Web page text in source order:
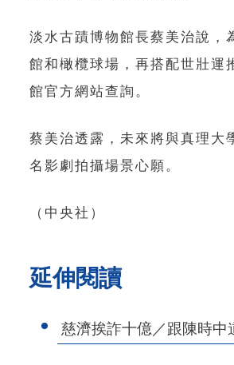
淡水古蹟博物館長蔡美治說，
館和橄欖球場，再搭配世壯運
館官方網站查詢。
蔡美治透露，未來將與真理大
名影劇拍攝場景心願。
（中央社）
延伸閱讀
慈濟挨詐十億／跟陳時